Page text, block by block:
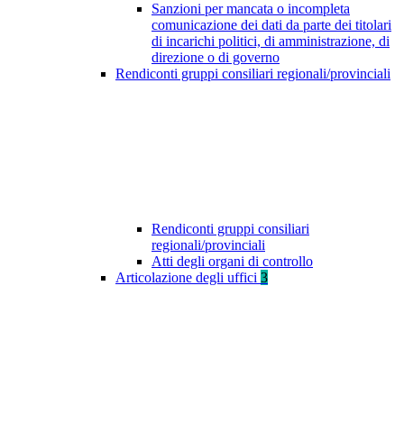
Sanzioni per mancata o incompleta
comunicazione dei dati da parte dei titolari
di incarichi politici, di amministrazione, di
direzione o di governo
Rendiconti gruppi consiliari regionali/provinciali
Rendiconti gruppi consiliari
regionali/provinciali
Atti degli organi di controllo
Articolazione degli uffici 3